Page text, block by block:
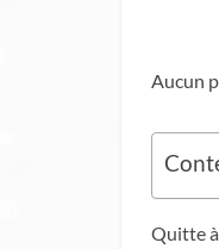
Aucun
Quitte